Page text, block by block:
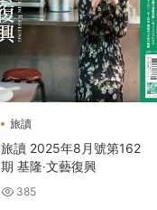
旅讀
旅讀 2025年8月號第162
期 基隆‧文藝復興
385